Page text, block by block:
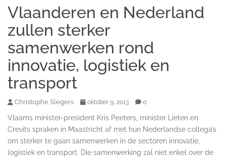
Vlaanderen en Nederland
zullen sterker
samenwerken rond
innovatie, logistiek en
transport
Christophe Slegers oktober 9, 2013 0
Vlaams minister-president Kris Peeters, minister Lieten en
Crevits spraken in Maastricht af met hun Nederlandse collega’s
om sterker te gaan samenwerken in de sectoren innovatie,
logistiek en transport. Die samenwerking zal niet enkel over de